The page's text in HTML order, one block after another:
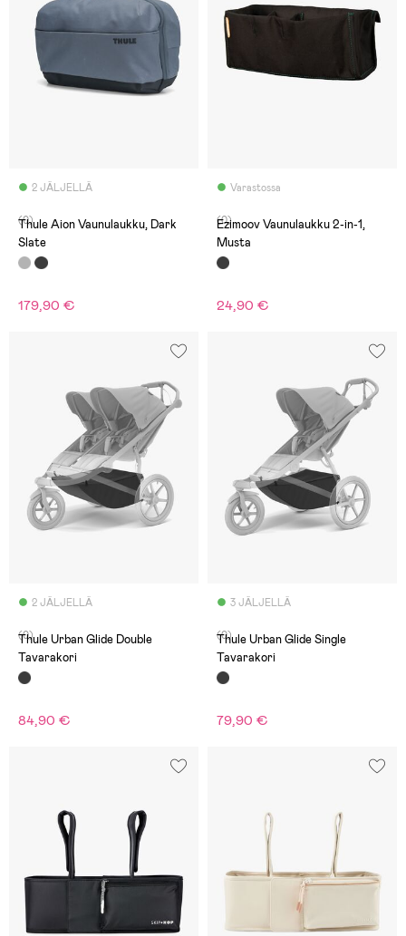
2 JÄLJELLÄ
(0)
Thule Aion Vaunulaukku, Dark
Slate
179,90 €
Varastossa
(0)
Ezimoov Vaunulaukku 2-in-1,
Musta
24,90 €
2 JÄLJELLÄ
(0)
Thule Urban Glide Double
Tavarakori
84,90 €
3 JÄLJELLÄ
(0)
Thule Urban Glide Single
Tavarakori
79,90 €